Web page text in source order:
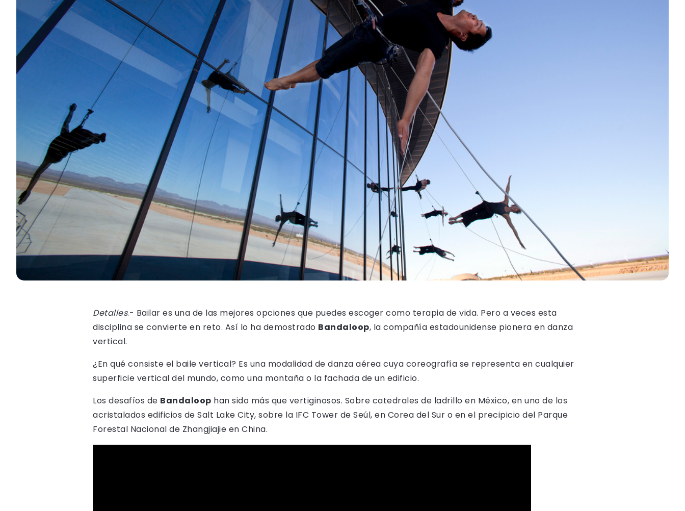
Detalles.- Bailar es una de las mejores opciones que puedes escoger como terapia de vida. Pero a veces esta
disciplina se convierte en reto. Así lo ha demostrado Bandaloop, la compañía estadounidense pionera en danza
vertical.
¿En qué consiste el baile vertical? Es una modalidad de danza aérea cuya coreografía se representa en cualquier
superficie vertical del mundo, como una montaña o la fachada de un edificio.
Los desafíos de Bandaloop han sido más que vertiginosos. Sobre catedrales de ladrillo en México, en uno de los
acristalados edificios de Salt Lake City, sobre la IFC Tower de Seúl, en Corea del Sur o en el precipicio del Parque
Forestal Nacional de Zhangjiajie en China.